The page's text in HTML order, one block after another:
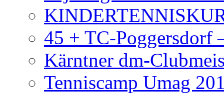
45 + TC-Poggersdorf
Kärntner dm-
Tenniscamp Umag